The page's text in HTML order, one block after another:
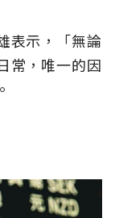
表示，「無論
常，唯一的因